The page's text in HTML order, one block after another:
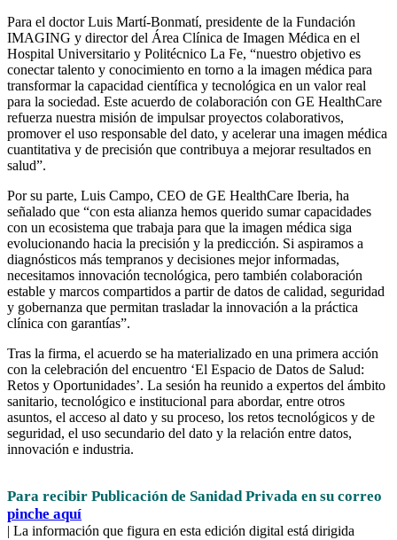
Para el doctor Luis Martí-Bonmatí, presidente de la Fundación
IMAGING y director del Área Clínica de Imagen Médica en el
Hospital Universitario y Politécnico La Fe, “nuestro objetivo es
conectar talento y conocimiento en torno a la imagen médica para
transformar la capacidad científica y tecnológica en un valor real
para la sociedad. Este acuerdo de colaboración con GE HealthCare
refuerza nuestra misión de impulsar proyectos colaborativos,
promover el uso responsable del dato, y acelerar una imagen médica
cuantitativa y de precisión que contribuya a mejorar resultados en
salud”.
Por su parte, Luis Campo, CEO de GE HealthCare Iberia, ha
señalado que “con esta alianza hemos querido sumar capacidades
con un ecosistema que trabaja para que la imagen médica siga
evolucionando hacia la precisión y la predicción. Si aspiramos a
diagnósticos más tempranos y decisiones mejor informadas,
necesitamos innovación tecnológica, pero también colaboración
estable y marcos compartidos a partir de datos de calidad, seguridad
y gobernanza que permitan trasladar la innovación a la práctica
clínica con garantías”.
Tras la firma, el acuerdo se ha materializado en una primera acción
con la celebración del encuentro ‘El Espacio de Datos de Salud:
Retos y Oportunidades’. La sesión ha reunido a expertos del ámbito
sanitario, tecnológico e institucional para abordar, entre otros
asuntos, el acceso al dato y su proceso, los retos tecnológicos y de
seguridad, el uso secundario del dato y la relación entre datos,
innovación e industria.
Para recibir Publicación de Sanidad Privada en su correo
pinche aquí
| La información que figura en esta edición digital está dirigida